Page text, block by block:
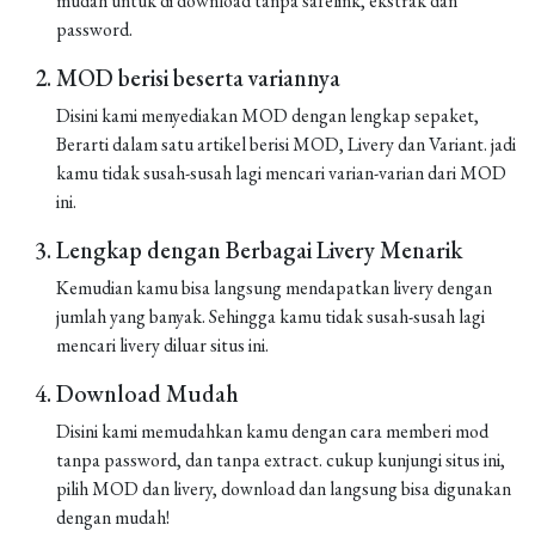
password.
MOD berisi beserta variannya
Disini kami menyediakan MOD dengan lengkap sepaket,
Berarti dalam satu artikel berisi MOD, Livery dan Variant. jadi
kamu tidak susah-susah lagi mencari varian-varian dari MOD
ini.
Lengkap dengan Berbagai Livery Menarik
Kemudian kamu bisa langsung mendapatkan livery dengan
jumlah yang banyak. Sehingga kamu tidak susah-susah lagi
mencari livery diluar situs ini.
Download Mudah
Disini kami memudahkan kamu dengan cara memberi mod
tanpa password, dan tanpa extract. cukup kunjungi situs ini,
pilih MOD dan livery, download dan langsung bisa digunakan
dengan mudah!